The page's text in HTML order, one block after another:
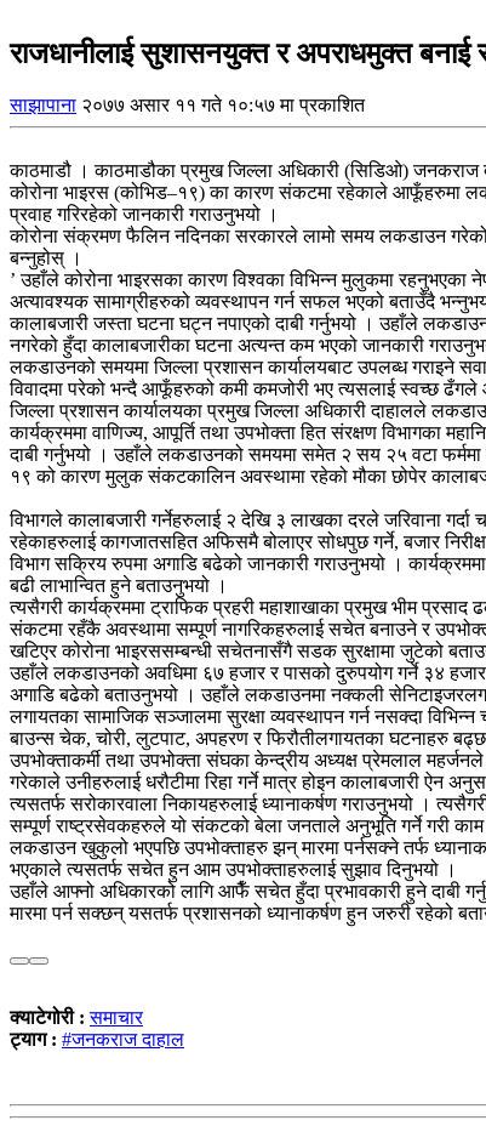
राजधानीलाई सुशासनयुक्त र अपराधमुक्त बनाई
साझापाना २०७७ असार ११ गते १०:५७ मा प्रकाशित
काठमाडौ । काठमाडौका प्रमुख जिल्ला अधिकारी (सिडिओ)
कोरोना भाइरस (कोभिड–१९) का कारण संकटमा रहेकाले आफूँहरुमा
प्रवाह गरिरहेको जानकारी गराउनुभयो ।
कोरोना संक्रमण फैलिन नदिनका सरकारले लामो समय लकडाउन गरेको
बन्नुहोस् ।
’ उहाँले कोरोना भाइरसका कारण विश्वका विभिन्न मुलुकमा रहनुभएका
अत्यावश्यक सामाग्रीहरुको व्यवस्थापन गर्न सफल भएको बताउँदै
कालाबजारी जस्ता घटना घट्न नपाएको दाबी गर्नुभयो । उहाँले
नगरेको हुँदा कालाबजारीका घटना अत्यन्त कम भएको जानकारी
लकडाउनको समयमा जिल्ला प्रशासन कार्यालयबाट उपलब्ध गराइने
विवादमा परेको भन्दै आफूँहरुको कमी कमजोरी भए त्यसलाई स्वच्छ
जिल्ला प्रशासन कार्यालयका प्रमुख जिल्ला अधिकारी दाहालले
कार्यक्रममा वाणिज्य, आपूर्ति तथा उपभोक्ता हित संरक्षण विभागका
दाबी गर्नुभयो । उहाँले लकडाउनको समयमा समेत २ सय २५ वटा फर्ममा
१९ को कारण मुलुक संकटकालिन अवस्थामा रहेको मौका छोपेर
विभागले कालाबजारी गर्नेहरुलाई २ देखि ३ लाखका दरले जरिवाना
रहेकाहरुलाई कागजातसहित अफिसमै बोलाएर सोधपुछ गर्ने, बजार
विभाग सक्रिय रुपमा अगाडि बढेको जानकारी गराउनुभयो ।
बढी लाभान्वित हुने बताउनुभयो ।
त्यसैगरी कार्यक्रममा ट्राफिक प्रहरी महाशाखाका प्रमुख भीम
संकटमा रहँकै अवस्थामा सम्पूर्ण नागरिकहरुलाई सचेत बनाउने र
खटिएर कोरोना भाइरससम्बन्धी सचेतनासँगै सडक सुरक्षामा जुटेको
उहाँले लकडाउनको अवधिमा ६७ हजार र पासको दुरुपयोग गर्ने ३४
अगाडि बढेको बताउनुभयो । उहाँले लकडाउनमा नक्कली
लगायतका सामाजिक सञ्जालमा सुरक्षा व्यवस्थापन गर्न नसक्दा
बाउन्स चेक, चोरी, लुटपाट, अपहरण र फिरौतीलगायतका घटनाहरु
उपभोक्ताकर्मी तथा उपभोक्ता संघका केन्द्रीय अध्यक्ष प्रेमलाल
गरेकाले उनीहरुलाई धरौटीमा रिहा गर्ने मात्र होइन कालाबजारी ऐन
त्यसतर्फ सरोकारवाला निकायहरुलाई ध्यानाकर्षण गराउनुभयो ।
सम्पूर्ण राष्ट्रसेवकहरुले यो संकटको बेला जनताले अनुभूति गर्ने गरी
लकडाउन खुकुलो भएपछि उपभोक्ताहरु झन् मारमा पर्नसक्ने तर्फ
भएकाले त्यसतर्फ सचेत हुन आम उपभोक्ताहरुलाई सुझाव दिनुभयो ।
उहाँले आफ्नो अधिकारको लागि आफैँ सचेत हुँदा प्रभावकारी हुने दाबी
मारमा पर्न सक्छन् यसतर्फ प्रशासनको ध्यानाकर्षण हुन जरुरी रहेको
क्याटेगोरी :समाचार
ट्याग : #जनकराज दाहाल